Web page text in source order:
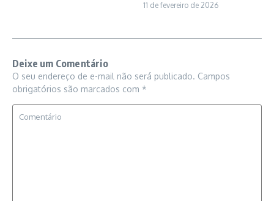
11 de fevereiro de 2026
Deixe um Comentário
O seu endereço de e-mail não será publicado. Campos
obrigatórios são marcados com *